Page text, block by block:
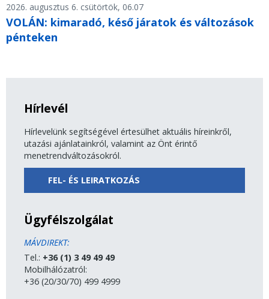
2026. augusztus 6. csütörtök, 06.07
VOLÁN: kimaradó, késő járatok és változások
pénteken
Hírlevél
Hírlevelünk segítségével értesülhet aktuális híreinkről,
utazási ajánlatainkról, valamint az Önt érintő
menetrendváltozásokról.
FEL- ÉS LEIRATKOZÁS
Ügyfélszolgálat
MÁVDIREKT:
Tel.: +36 (1) 3 49 49 49
Mobilhálózatról:
+36 (20/30/70) 499 4999